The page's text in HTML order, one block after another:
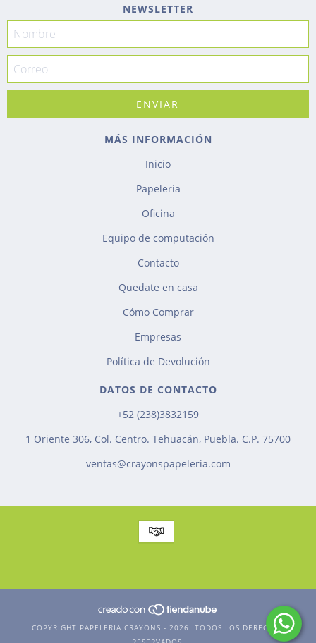
NEWSLETTER
MÁS INFORMACIÓN
Inicio
Papelería
Oficina
Equipo de computación
Contacto
Quedate en casa
Cómo Comprar
Empresas
Política de Devolución
DATOS DE CONTACTO
+52 (238)3832159
1 Oriente 306, Col. Centro. Tehuacán, Puebla. C.P. 75700
ventas@crayonspapeleria.com
COPYRIGHT PAPELERIA CRAYONS - 2026. TODOS LOS DERECHOS